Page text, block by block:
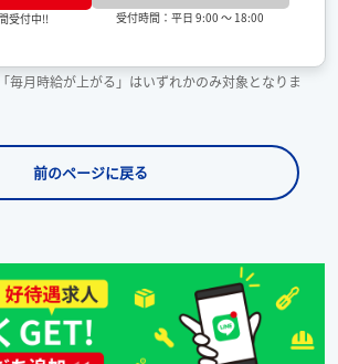
受付中!! 受付時間：平日 9:00 ～ 18:00
月時給が上がる」はいずれかのみ対象となりま
前のページに戻る